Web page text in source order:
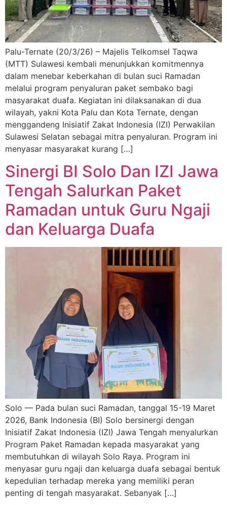
Palu-Ternate (20/3/26) – Majelis Telkomsel Taqwa
(MTT) Sulawesi kembali menunjukkan komitmennya
dalam menebar keberkahan di bulan suci Ramadan
melalui program penyaluran paket sembako bagi
masyarakat duafa. Kegiatan ini dilaksanakan di dua
wilayah, yakni Kota Palu dan Kota Ternate, dengan
menggandeng Inisiatif Zakat Indonesia (IZI) Perwakilan
Sulawesi Selatan sebagai mitra penyaluran. Program ini
menyasar masyarakat kurang […]
Sinergi BI Solo Dan IZI Jawa
Tengah Salurkan Paket
Ramadan untuk Guru Ngaji
dan Keluarga Duafa
Solo — Pada bulan suci Ramadan, tanggal 15-19 Maret
2026, Bank Indonesia (BI) Solo bersinergi dengan
Inisiatif Zakat Indonesia (IZI) Jawa Tengah menyalurkan
Program Paket Ramadan kepada masyarakat yang
membutuhkan di wilayah Solo Raya. Program ini
menyasar guru ngaji dan keluarga duafa sebagai bentuk
kepedulian terhadap mereka yang memiliki peran
penting di tengah masyarakat. Sebanyak […]